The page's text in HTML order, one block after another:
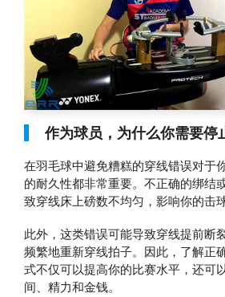
作为球员，为什么你需要停
在羽毛球中避免糟糕的穿线错误对于
的耐久性都非常重要。不正确的绑结
致穿线床上磅数不均匀，影响你的击
此外，这类错误可能导致穿线提前断
频繁地重新穿线拍子。因此，了解正
式不仅可以提高你的比赛水平，还可
间、精力和金钱。